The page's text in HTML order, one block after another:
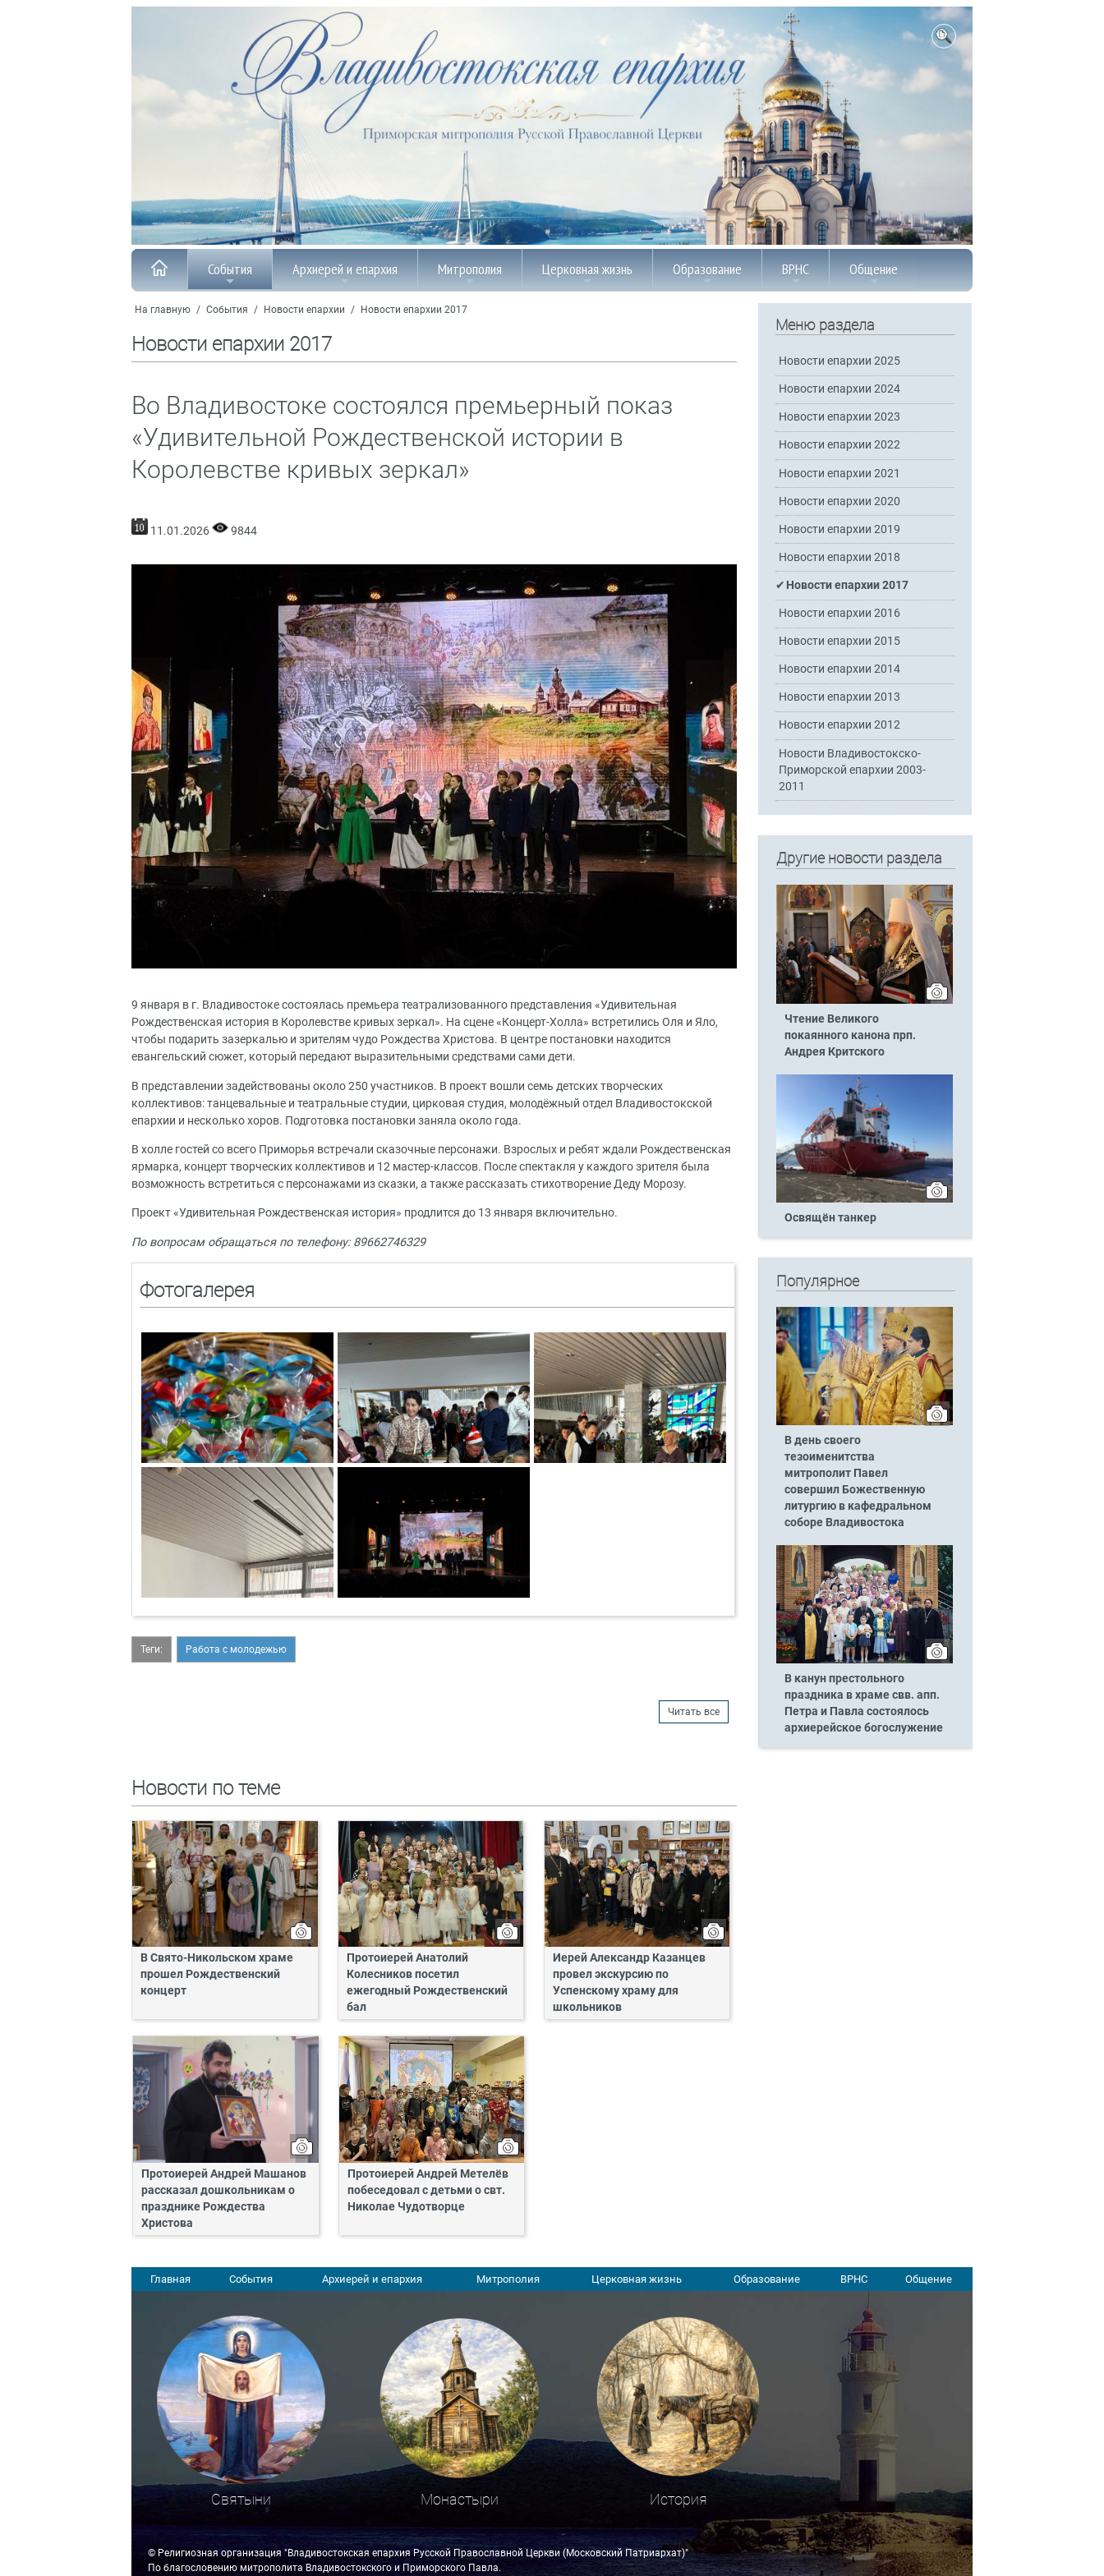
События Архиерей и епархия Митрополия Церковная жизнь Образование ВРНС Общение
На главную / События / Новости епархии / Новости епархии 2017
Новости епархии 2017
Во Владивостоке состоялся премьерный показ
«Удивительной Рождественской истории в
Королевстве кривых зеркал»
11.01.2026 9844
9 января в г. Владивостоке состоялась премьера театрализованного представления «Удивительная
Рождественская история в Королевстве кривых зеркал». На сцене «Концерт-Холла» встретились Оля и Яло,
чтобы подарить зазеркалью и зрителям чудо Рождества Христова. В центре постановки находится
евангельский сюжет, который передают выразительными средствами сами дети.
В представлении задействованы около 250 участников. В проект вошли семь детских творческих
коллективов: танцевальные и театральные студии, цирковая студия, молодёжный отдел Владивостокской
епархии и несколько хоров. Подготовка постановки заняла около года.
В холле гостей со всего Приморья встречали сказочные персонажи. Взрослых и ребят ждали Рождественская
ярмарка, концерт творческих коллективов и 12 мастер-классов. После спектакля у каждого зрителя была
возможность встретиться с персонажами из сказки, а также рассказать стихотворение Деду Морозу.
Проект «Удивительная Рождественская история» продлится до 13 января включительно.
По вопросам обращаться по телефону: 89662746329
Фотогалерея
Теги: Работа с молодежью
Читать все
Новости по теме
В Свято-Никольском храме
прошел Рождественский
концерт
Протоиерей Анатолий
Колесников посетил
ежегодный Рождественский
бал
Иерей Александр Казанцев
провел экскурсию по
Успенскому храму для
школьников
Протоиерей Андрей Машанов
рассказал дошкольникам о
празднике Рождества
Христова
Протоиерей Андрей Метелёв
побеседовал с детьми о свт.
Николае Чудотворце
Меню раздела
Новости епархии 2025
Новости епархии 2024
Новости епархии 2023
Новости епархии 2022
Новости епархии 2021
Новости епархии 2020
Новости епархии 2019
Новости епархии 2018
Новости епархии 2017
Новости епархии 2016
Новости епархии 2015
Новости епархии 2014
Новости епархии 2013
Новости епархии 2012
Новости Владивостокско-
Приморской епархии 2003-
2011
Другие новости раздела
Чтение Великого
покаянного канона прп.
Андрея Критского
Освящён танкер
Популярное
В день своего
тезоименитства
митрополит Павел
совершил Божественную
литургию в кафедральном
соборе Владивостока
В канун престольного
праздника в храме свв. апп.
Петра и Павла состоялось
архиерейское богослужение
Главная События Архиерей и епархия Митрополия Церковная жизнь Образование ВРНС Общение
Святыни Монастыри История
© Религиозная организация "Владивостокская епархия Русской Православной Церкви (Московский Патриархат)"
По благословению митрополита Владивостокского и Приморского Павла.